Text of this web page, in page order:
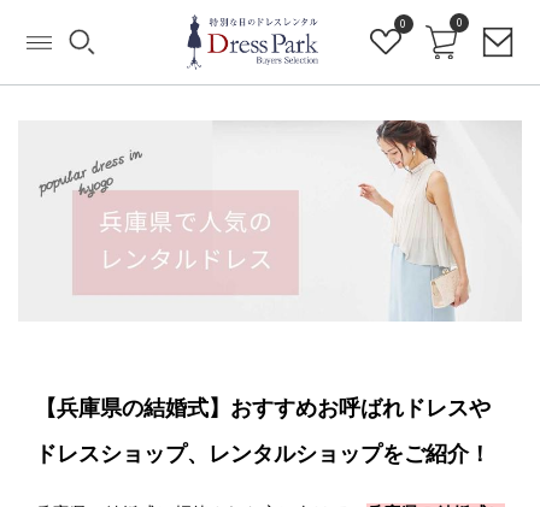
0 0
【兵庫県の結婚式】おすすめお呼ばれドレスや
ドレスショップ、レンタルショップをご紹介！